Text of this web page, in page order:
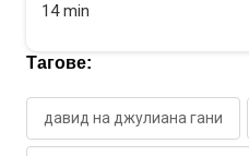
14 min
Тагове:
давид на джулиана гани